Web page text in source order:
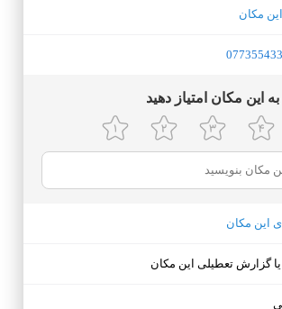
این مکان
ﺑﻪ اﯾﻦ ﻣﮑﺎن اﻣﺘﯿﺎز دﻫﯿﺪ
این مکان
گزارش تعطیلی این مکان